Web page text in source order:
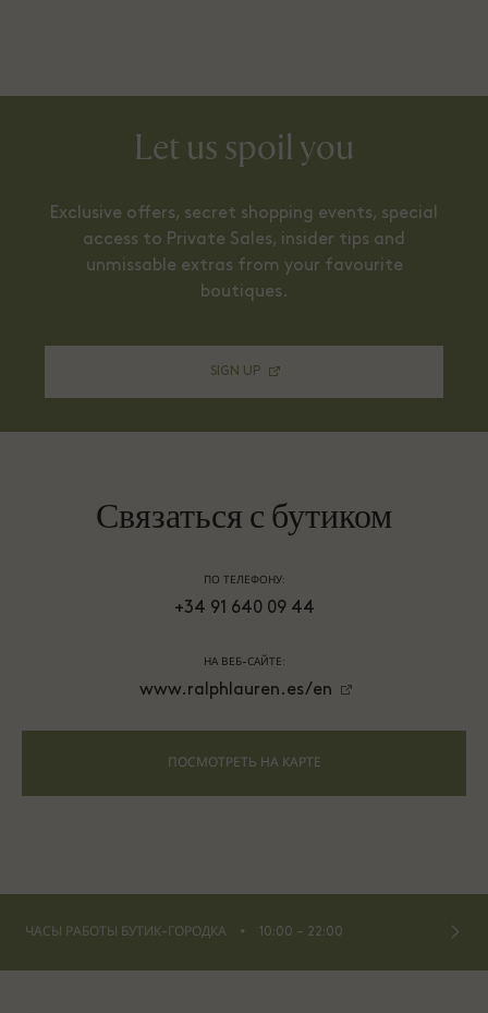
Let us spoil you
Exclusive offers, secret shopping events, special
access to Private Sales, insider tips and
unmissable extras from your favourite
boutiques.
SIGN UP
Связаться с бутиком
ПО ТЕЛЕФОНУ:
+34 91 640 09 44
НА ВЕБ-САЙТЕ:
www.ralphlauren.es/en
ПОСМОТРЕТЬ НА КАРТЕ
ЧАСЫ РАБОТЫ БУТИК-ГОРОДКА ⬩ 10:00 – 22:00